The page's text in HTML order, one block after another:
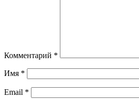
Комментарий *
Имя *
Email *